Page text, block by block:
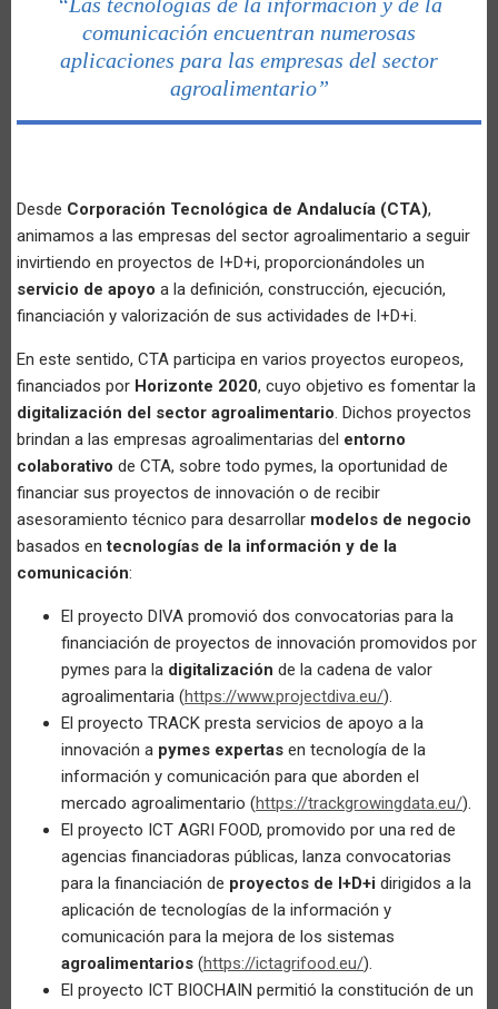
comunicación encuentran numerosas
aplicaciones para las empresas del sector
agroalimentario”
Desde Corporación Tecnológica de Andalucía (CTA),
animamos a las empresas del sector agroalimentario a seguir
invirtiendo en proyectos de I+D+i, proporcionándoles un
servicio de apoyo a la definición, construcción, ejecución,
financiación y valorización de sus actividades de I+D+i.
En este sentido, CTA participa en varios proyectos europeos,
financiados por Horizonte 2020, cuyo objetivo es fomentar la
digitalización del sector agroalimentario. Dichos proyectos
brindan a las empresas agroalimentarias del entorno
colaborativo de CTA, sobre todo pymes, la oportunidad de
financiar sus proyectos de innovación o de recibir
asesoramiento técnico para desarrollar modelos de negocio
basados entecnologías de la información y de la
comunicación:
El proyecto DIVA promovió dos convocatorias para la
financiación de proyectos de innovación promovidos por
pymes para la digitalización de la cadena de valor
agroalimentaria (https://www.projectdiva.eu/).
El proyecto TRACK presta servicios de apoyo a la
innovación a pymes expertas en tecnología de la
información y comunicación para que aborden el
mercado agroalimentario (https://trackgrowingdata.eu/).
El proyecto ICT AGRI FOOD, promovido por una red de
agencias financiadoras públicas, lanza convocatorias
para la financiación de proyectos de I+D+i dirigidos a la
aplicación de tecnologías de la información y
comunicación para la mejora de los sistemas
agroalimentarios (https://ictagrifood.eu/).
El proyecto ICT BIOCHAIN permitió la constitución de un